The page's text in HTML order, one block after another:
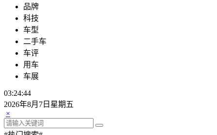
品牌
科技
车型
二手车
车评
用车
车展
03:24:45
2026年8月7日星期五
×